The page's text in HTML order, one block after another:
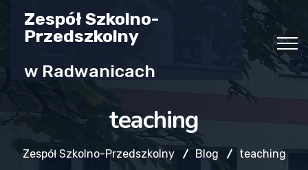
Zespół Szkolno-
Przedszkolny
w Radwanicach
teaching
Zespół Szkolno-Przedszkolny Blog teaching